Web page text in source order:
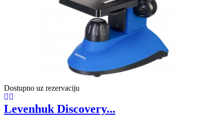
Dostupno uz rezervaciju
Levenhuk Discovery...